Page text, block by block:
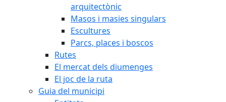
arquitectònic
Masos i masies singulars
Escultures
Parcs, places i boscos
Rutes
El mercat dels diumenges
El joc de la ruta
Guia del municipi